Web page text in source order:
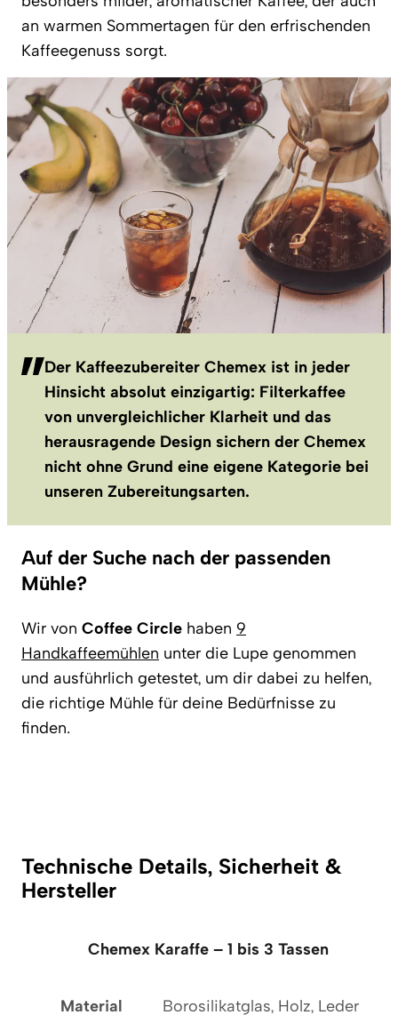
an warmen Sommertagen für den erfrischenden
Kaffeegenuss sorgt.
Der Kaffeezubereiter Chemex ist in jeder
Hinsicht absolut einzigartig: Filterkaffee
von unvergleichlicher Klarheit und das
herausragende Design sichern der Chemex
nicht ohne Grund eine eigene Kategorie bei
unseren Zubereitungsarten.
Auf der Suche nach der passenden
Mühle?
Wir von Coffee Circle haben 9
Handkaffeemühlen unter die Lupe genommen
und ausführlich getestet, um dir dabei zu helfen,
die richtige Mühle für deine Bedürfnisse zu
finden.
Technische Details, Sicherheit &
Hersteller
Chemex Karaffe – 1 bis 3 Tassen
Material Borosilikatglas, Holz, Leder